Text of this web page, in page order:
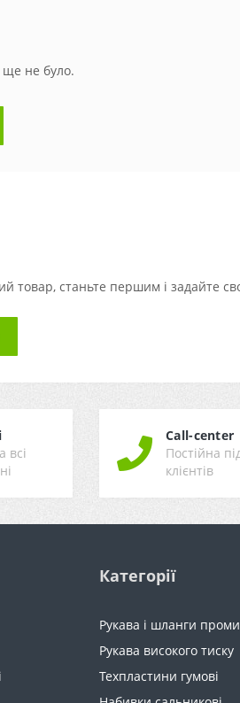
ще не було.
товар, станьте першим і задайте
всі
Call-center
Постійна
клієнтів
Категорії
Рукава і шланги
Рукава високого тиску
Техпластини гумові